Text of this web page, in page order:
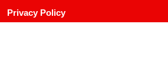
Privacy Policy